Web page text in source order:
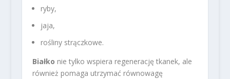
ryby,
jaja,
rośliny strączkowe.
Białko nie tylko wspiera regenerację tkanek, ale
również pomaga utrzymać równowagę